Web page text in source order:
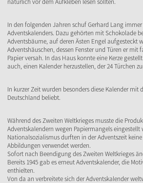
In den folgenden Jahren schuf Gerhard Lang
Adventskalenders. Dazu gehörten mit Schokolade
Adventsbäume, auf deren Ästen Engel aufgesteckt
Adventshäuschen, dessen Fenster und Türen er mit
Papier versah. In das Haus konnte eine Kerze
auch, einen Kalender herzustellen, der 24 Türchen
In kurzer Zeit wurden besonders diese Kalender mit
Deutschland beliebt.
Während des Zweiten Weltkrieges musste die
Adventskalendern wegen Papiermangels
Nationalsozialismus durften in der Adventszeit
Abbildungen verwendet werden.
Sofort nach Beendigung des Zweiten Weltkrieges
Bereits 1945 gab es erneut Adventskalender, die
enthielten.
Von da an verbreitete sich der Adventskalender